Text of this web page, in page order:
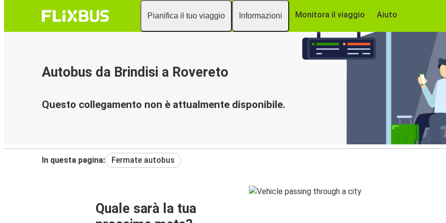
Pianifica il tuo viaggio Informazioni Monitora il viaggio Aiuto
Autobus da Brindisi a Rovereto
Questo collegamento non è attualmente disponibile.
In questa pagina: Fermate autobus
Quale sarà la tua